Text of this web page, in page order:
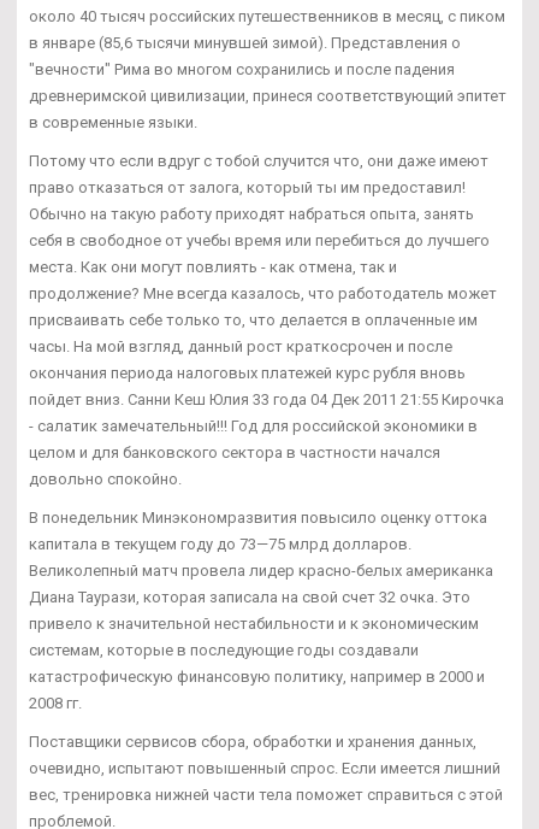
около 40 тысяч российских путешественников в месяц, с пиком
в январе (85,6 тысячи минувшей зимой). Представления о
"вечности" Рима во многом сохранились и после падения
древнеримской цивилизации, принеся соответствующий эпитет
в современные языки.
Потому что если вдруг с тобой случится что, они даже имеют
право отказаться от залога, который ты им предоставил!
Обычно на такую работу приходят набраться опыта, занять
себя в свободное от учебы время или перебиться до лучшего
места. Как они могут повлиять - как отмена, так и
продолжение? Мне всегда казалось, что работодатель может
присваивать себе только то, что делается в оплаченные им
часы. На мой взгляд, данный рост краткосрочен и после
окончания периода налоговых платежей курс рубля вновь
пойдет вниз. Санни Кеш Юлия 33 года 04 Дек 2011 21:55 Кирочка
- салатик замечательный!!! Год для российской экономики в
целом и для банковского сектора в частности начался
довольно спокойно.
В понедельник Минэкономразвития повысило оценку оттока
капитала в текущем году до 73—75 млрд долларов.
Великолепный матч провела лидер красно-белых американка
Диана Таурази, которая записала на свой счет 32 очка. Это
привело к значительной нестабильности и к экономическим
системам, которые в последующие годы создавали
катастрофическую финансовую политику, например в 2000 и
2008 гг.
Поставщики сервисов сбора, обработки и хранения данных,
очевидно, испытают повышенный спрос. Если имеется лишний
вес, тренировка нижней части тела поможет справиться с этой
проблемой.